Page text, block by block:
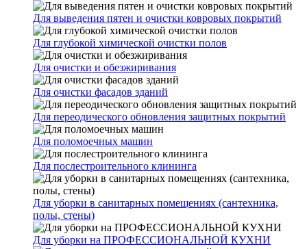
Для выведения пятен и очистки ковровых покрытий
Для глубокой химической очистки полов
Для очистки и обезжиривания
Для очистки фасадов зданий
Для переодического обновления защитных покрытий
Для поломоечных машин
Для послестроительного клининга
Для уборки в санитарных помещениях (сантехника,
полы, стены)
Для уборки на ПРОФЕССИОНАЛЬНОЙ КУХНИ